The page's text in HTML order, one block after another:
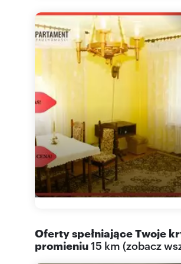
Oferty spełniające Twoje
promieniu15 km (zobacz